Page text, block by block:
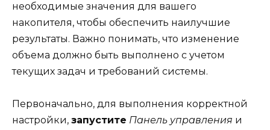
необходимые значения для вашего
накопителя, чтобы обеспечить наилучшие
результаты. Важно понимать, что изменение
объема должно быть выполнено с учетом
текущих задач и требований системы.
Первоначально, для выполнения корректной
настройки, запустите Панель управления и